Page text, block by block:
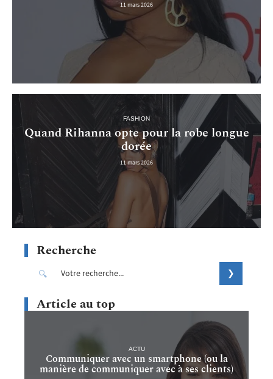
11 mars 2026
FASHION
Quand Rihanna opte pour la robe longue
dorée
11 mars 2026
Recherche
Article au top
ACTU
Communiquer avec un smartphone (ou la
manière de communiquer avec à ses clients)